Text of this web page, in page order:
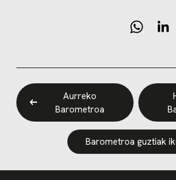
Aurreko
Barometroa
Barometroa guztiak